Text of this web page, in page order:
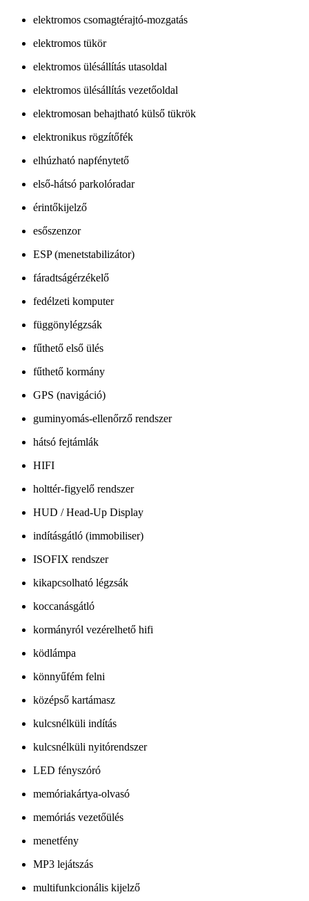
elektromos csomagtérajtó-mozgatás
elektromos tükör
elektromos ülésállítás utasoldal
elektromos ülésállítás vezetőoldal
elektromosan behajtható külső tükrök
elektronikus rögzítőfék
elhúzható napfénytető
első-hátsó parkolóradar
érintőkijelző
esőszenzor
ESP (menetstabilizátor)
fáradtságérzékelő
fedélzeti komputer
függönylégzsák
fűthető első ülés
fűthető kormány
GPS (navigáció)
guminyomás-ellenőrző rendszer
hátsó fejtámlák
HIFI
holttér-figyelő rendszer
HUD / Head-Up Display
indításgátló (immobiliser)
ISOFIX rendszer
kikapcsolható légzsák
koccanásgátló
kormányról vezérelhető hifi
ködlámpa
könnyűfém felni
középső kartámasz
kulcsnélküli indítás
kulcsnélküli nyitórendszer
LED fényszóró
memóriakártya-olvasó
memóriás vezetőülés
menetfény
MP3 lejátszás
multifunkcionális kijelző